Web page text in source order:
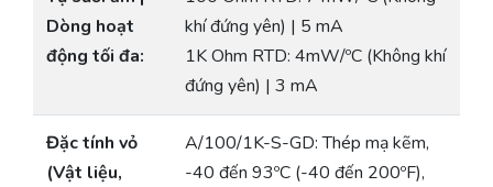
Dòng hoạt
động tối đa:
khí đứng yên) | 5 mA
1K Ohm RTD: 4mW/ºC (Không khí
đứng yên) | 3 mA
Đặc tính vỏ
(Vật liệu,
A/100/1K-S-GD: Thép mạ kẽm,
-40 đến 93ºC (-40 đến 200ºF),